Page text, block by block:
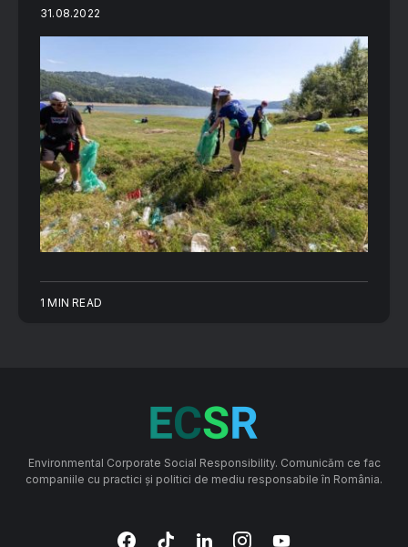
31.08.2022
1 MIN READ
Environmental Corporate Social Responsibility. Comunicăm ce fac
companiile cu practici și politici de mediu responsabile în România.